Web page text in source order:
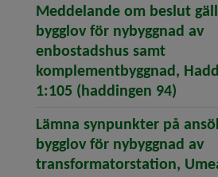
Meddelande om beslut
bygglov för nybyggnad av
enbostadshus samt
komplementbyggnad,
1:105 (haddingen 94)
Lämna synpunkter på
bygglov för nybyggnad av
transformatorstation,